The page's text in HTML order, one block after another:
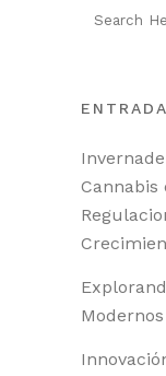
Cannabis
Modernos